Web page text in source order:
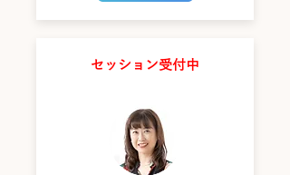
セッション受付中